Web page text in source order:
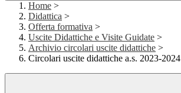
Home >
Didattica >
Offerta formativa >
Uscite Didattiche e Visite Guidate >
Archivio circolari uscite didattiche >
Circolari uscite didattiche a.s. 2023-2024